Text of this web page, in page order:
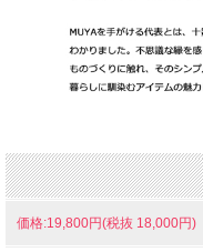
価格:19,800円(税抜 18,000円)